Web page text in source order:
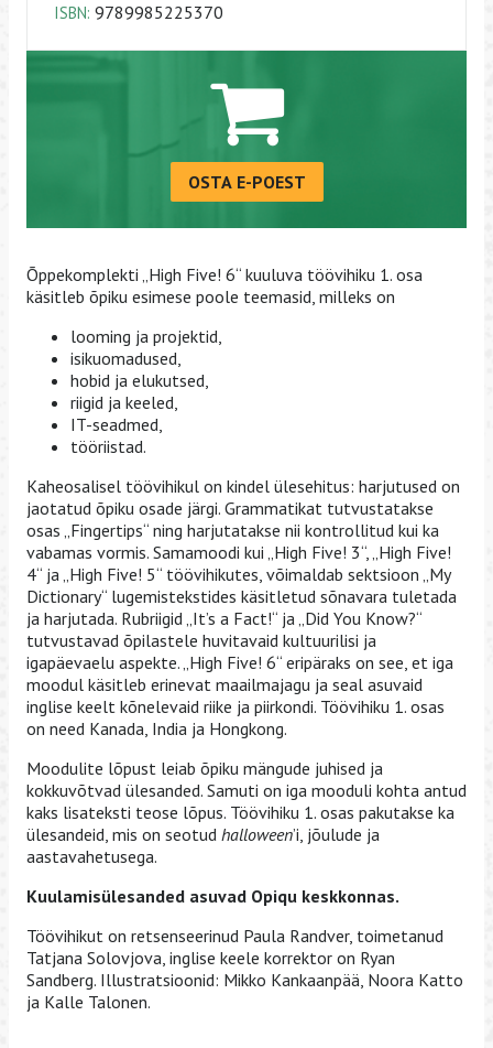
ISBN: 9789985225370
OSTA E-POEST
Õppekomplekti „High Five! 6“ kuuluva töövihiku 1. osa
käsitleb õpiku esimese poole teemasid, milleks on
looming ja projektid,
isikuomadused,
hobid ja elukutsed,
riigid ja keeled,
IT-seadmed,
tööriistad.
Kaheosalisel töövihikul on kindel ülesehitus: harjutused on
jaotatud õpiku osade järgi. Grammatikat tutvustatakse
osas „Fingertips“ ning harjutatakse nii kontrollitud kui ka
vabamas vormis. Samamoodi kui „High Five! 3“, „High Five!
4“ ja „High Five! 5“ töövihikutes, võimaldab sektsioon „My
Dictionary“ lugemistekstides käsitletud sõnavara tuletada
ja harjutada. Rubriigid „It’s a Fact!“ ja „Did You Know?“
tutvustavad õpilastele huvitavaid kultuurilisi ja
igapäevaelu aspekte. „High Five! 6“ eripäraks on see, et iga
moodul käsitleb erinevat maailmajagu ja seal asuvaid
inglise keelt kõnelevaid riike ja piirkondi. Töövihiku 1. osas
on need Kanada, India ja Hongkong.
Moodulite lõpust leiab õpiku mängude juhised ja
kokkuvõtvad ülesanded. Samuti on iga mooduli kohta antud
kaks lisateksti teose lõpus. Töövihiku 1. osas pakutakse ka
ülesandeid, mis on seotud halloween’i, jõulude ja
aastavahetusega.
Kuulamisülesanded asuvad Opiqu keskkonnas.
Töövihikut on retsenseerinud Paula Randver, toimetanud
Tatjana Solovjova, inglise keele korrektor on Ryan
Sandberg. Illustratsioonid: Mikko Kankaanpää, Noora Katto
ja Kalle Talonen.